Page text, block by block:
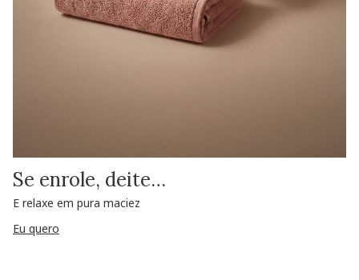
Se enrole, deite…
E relaxe em pura maciez
Eu quero